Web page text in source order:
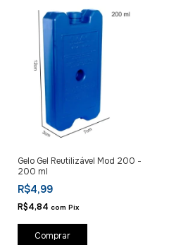
Gelo Gel Reutilizável Mod 200 -
200 ml
R$4,99
R$4,84 com Pix